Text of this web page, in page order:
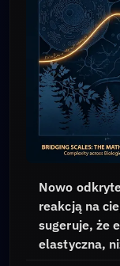
Nowo
reakcją na
sugeruje, że
elastyczna,